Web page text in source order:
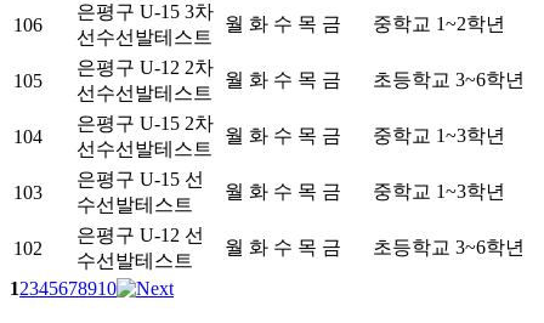
106
은평구 U-15 3차
선수선발테스트
월 화 수 목 금 중학교 1~2학년
105
은평구 U-12 2차
선수선발테스트
월 화 수 목 금 초등학교 3~6학년
104
은평구 U-15 2차
선수선발테스트
월 화 수 목 금 중학교 1~3학년
103
은평구 U-15 선
수선발테스트
월 화 수 목 금 중학교 1~3학년
102
은평구 U-12 선
수선발테스트
월 화 수 목 금
초등학교 3~6학년
12345678910